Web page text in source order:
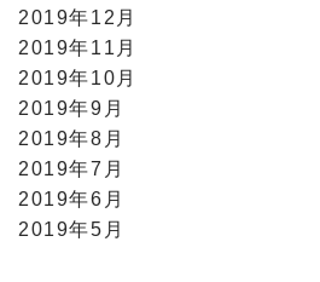
2019年12月
2019年11月
2019年10月
2019年9月
2019年8月
2019年7月
2019年6月
2019年5月